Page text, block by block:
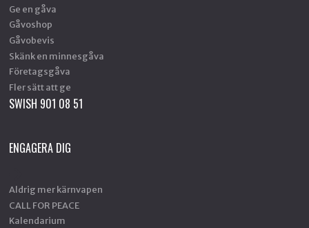
Ge en gåva
Gåvoshop
Gåvobevis
Skänk en minnesgåva
Företagsgåva
Fler sätt att ge
SWISH 901 08 51
ENGAGERA DIG
Aldrig mer kärnvapen
CALL FOR PEACE
Kalendarium